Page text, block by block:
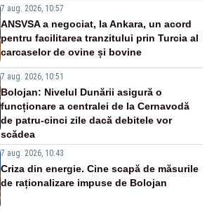
7 aug. 2026, 10:57
ANSVSA a negociat, la Ankara, un acord
pentru facilitarea tranzitului prin Turcia al
carcaselor de ovine și bovine
7 aug. 2026, 10:51
Bolojan: Nivelul Dunării asigură o
funcționare a centralei de la Cernavodă
de patru-cinci zile dacă debitele vor
scădea
7 aug. 2026, 10:43
Criza din energie. Cine scapă de măsurile
de raționalizare impuse de Bolojan